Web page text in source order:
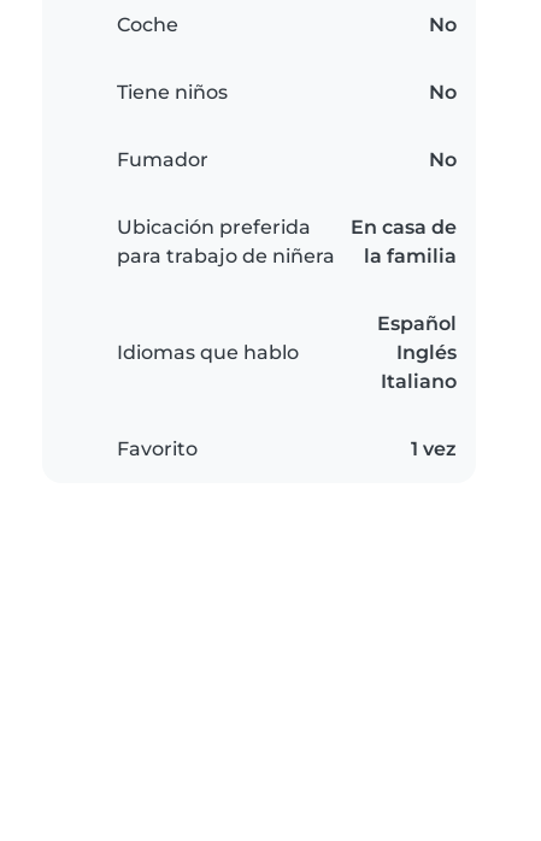
Coche No
Tiene niños No
Fumador No
Ubicación preferida
para trabajo de niñera
En casa de
la familia
Idiomas que hablo
Español
Inglés
Italiano
Favorito 1 vez